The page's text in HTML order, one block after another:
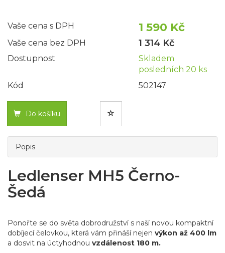
Vaše cena s DPH 1 590 Kč
Vaše cena bez DPH 1 314 Kč
Dostupnost
Skladem
posledních 20 ks
Kód
502147
Do košíku
Popis
Ledlenser MH5 Černo-
Šedá
Ponořte se do světa dobrodružství s naší novou kompaktní
dobíjecí čelovkou, která vám přináší nejen výkon až 400 lm
a dosvit na úctyhodnou vzdálenost 180 m.